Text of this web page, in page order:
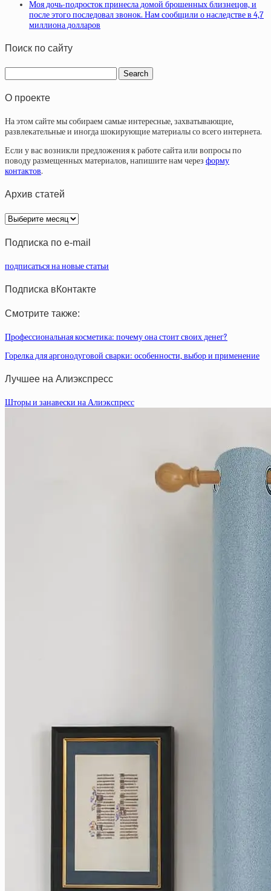
Моя дочь-подросток принесла домой брошенных близнецов, и
после этого последовал звонок. Нам сообщили о наследстве в 4,7
миллиона долларов
Поиск по сайту
О проекте
На этом сайте мы собираем самые интересные, захватывающие,
развлекательные и иногда шокирующие материалы со всего интернета.
Если у вас возникли предложения к работе сайта или вопросы по
поводу размещенных материалов, напишите нам через форму
контактов.
Архив статей
Архив
статей
Подписка по e-mail
подписаться на новые статьи
Подписка вКонтакте
Смотрите также:
Профессиональная косметика: почему она стоит своих денег?
Горелка для аргонодуговой сварки: особенности, выбор и применение
Лучшее на Алиэкспресс
Шторы и занавески на Алиэкспресс